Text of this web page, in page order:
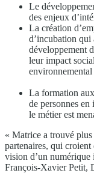
Le
des enjeux
La création
d’incubation qui
développement
leur impact
environnemental
La formation
de personnes
le métier est
« Matrice a trouvé
partenaires, qui croient
vision d’un numérique
François-Xavier Petit,